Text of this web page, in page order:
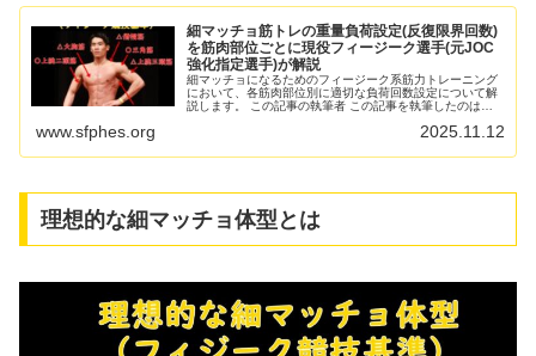
細マッチョ筋トレの重量負荷設定(反復限界回数)
を筋肉部位ごとに現役フィージーク選手(元JOC
強化指定選手)が解説
細マッチョになるためのフィージーク系筋力トレーニング
において、各筋肉部位別に適切な負荷回数設定について解
説します。 この記事の執筆者 この記事を執筆したのは当
www.sfphes.org 2025.11.12
理想的な細マッチョ体型とは